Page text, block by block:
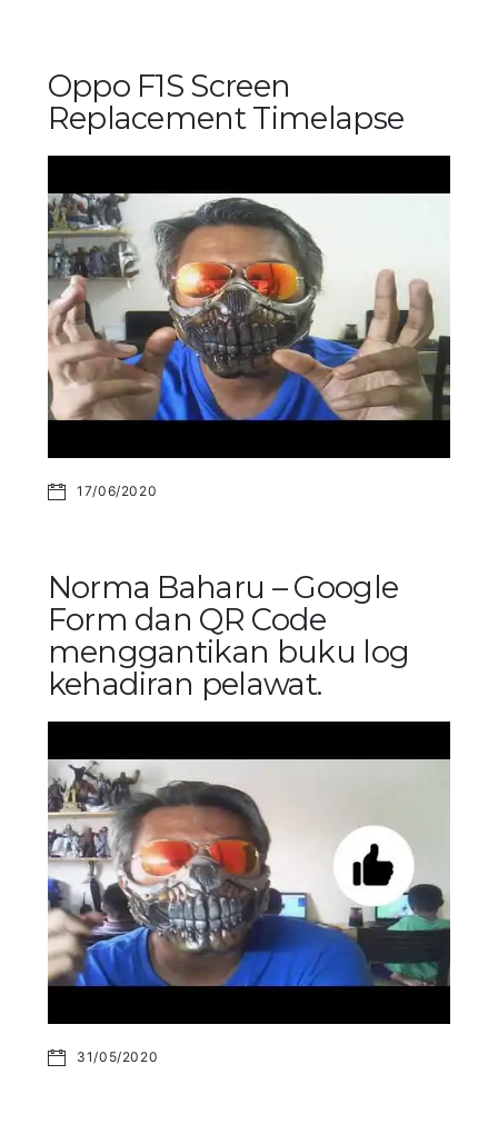
Oppo F1S Screen
Replacement Timelapse
17/06/2020
Norma Baharu – Google
Form dan QR Code
menggantikan buku log
kehadiran pelawat.
31/05/2020